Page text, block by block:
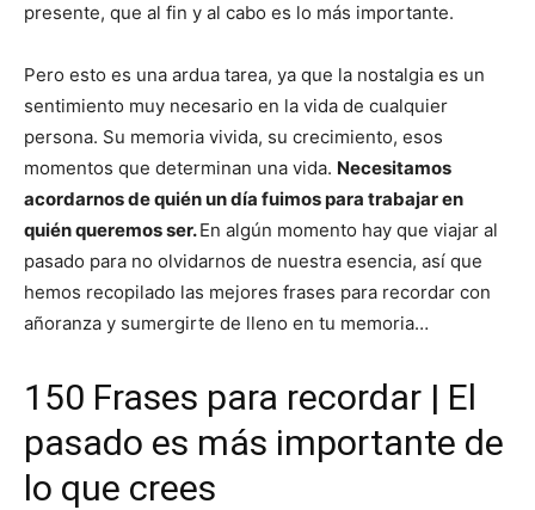
presente, que al fin y al cabo es lo más importante.
Pero esto es una ardua tarea, ya que la nostalgia es un
sentimiento muy necesario en la vida de cualquier
persona. Su memoria vivida, su crecimiento, esos
momentos que determinan una vida. Necesitamos
acordarnos de quién un día fuimos para trabajar en
quién queremos ser.En algún momento hay que viajar al
pasado para no olvidarnos de nuestra esencia, así que
hemos recopilado las mejores frases para recordar con
añoranza y sumergirte de lleno en tu memoria…
150 Frases para recordar | El
pasado es más importante de
lo que crees